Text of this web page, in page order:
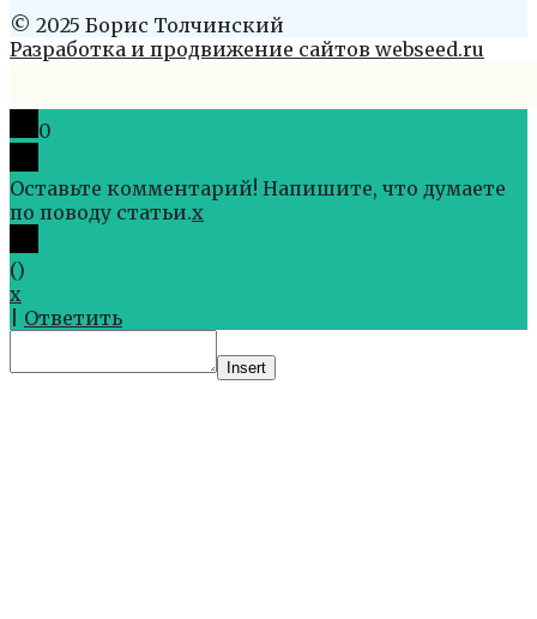
© 2025 Борис Толчинский
Разработка и продвижение сайтов webseed.ru
0
Оставьте комментарий! Напишите, что думаете
по поводу статьи.x
()
x
Ответить
Insert